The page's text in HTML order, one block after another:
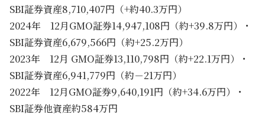
SBI証券資産8,710,407円（+約40.3万円）
2024年 12月GMO証券14,947,108円（約+39.8万円）・
SBI証券資産6,679,566円（約+25.2万円）
2023年 12月 GMO証券13,110,798円（約+22.1万円）・
SBI証券資産6,941,779円（約－21万円）
2022年 12月GMO証券9,640,191円（約+34.6万円）・
SBI証券他資産約584万円